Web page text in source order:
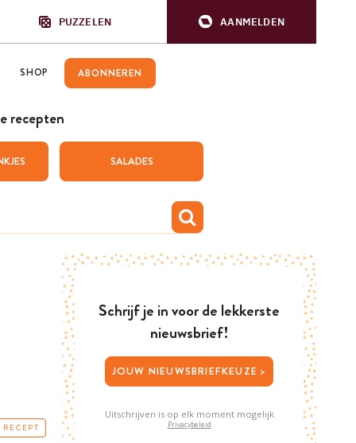
PUZZELEN AANMELDEN
SHOP ABONNEREN
recepten
SALADES
Schrijf je in voor de lekkerste
nieuwsbrief!
JOUW NIEUWSBRIEFKEUZE >
Uitschrijven is op elk moment mogelijk
Privacybeleid